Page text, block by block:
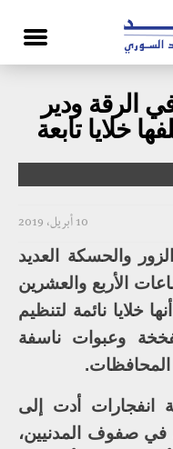
الرقة ودير
خلايا تابعة
10 أبريل، 2019
والحسكة العديد
الأربع والعشرين
خلايا نائمة لتنظيم
وعبوات ناسفة
انفجارات أدت إلى
في صفوف المدنيين،